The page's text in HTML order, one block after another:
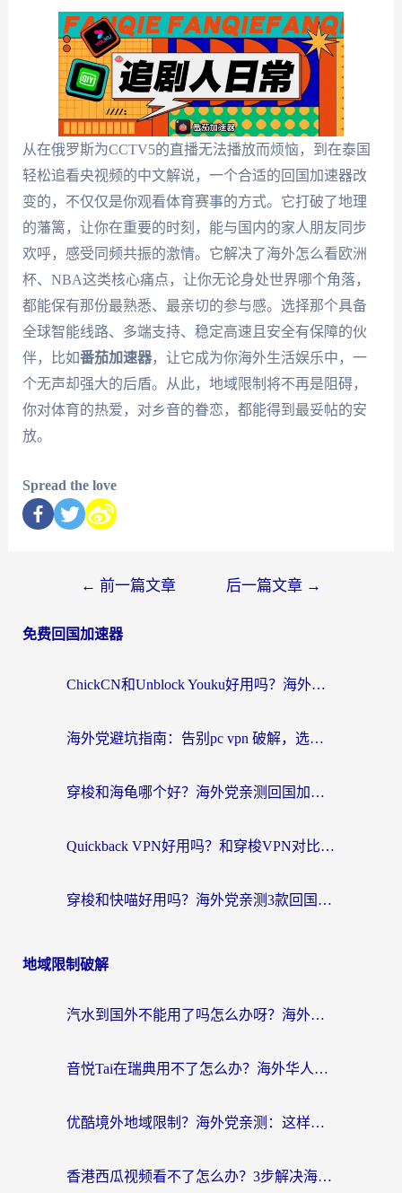
从在俄罗斯为CCTV5的直播无法播放而烦恼，到在泰国
轻松追看央视频的中文解说，一个合适的回国加速器改
变的，不仅仅是你观看体育赛事的方式。它打破了地理
的藩篱，让你在重要的时刻，能与国内的家人朋友同步
欢呼，感受同频共振的激情。它解决了海外怎么看欧洲
杯、NBA这类核心痛点，让你无论身处世界哪个角落，
都能保有那份最熟悉、最亲切的参与感。选择那个具备
全球智能线路、多端支持、稳定高速且安全有保障的伙
伴，比如番茄加速器，让它成为你海外生活娱乐中，一
个无声却强大的后盾。从此，地域限制将不再是阻碍，
你对体育的热爱，对乡音的眷恋，都能得到最妥帖的安
放。
Spread the love
← 前一篇文章 后一篇文章 →
免费回国加速器
ChickCN和Unblock Youku好用吗？海外党亲测3款回国加速器，附iOS免费选择指南
海外党避坑指南：告别pc vpn 破解，选对回国加速器轻松访问国内资源
穿梭和海龟哪个好？海外党亲测回国加速器，附电脑免费VPN推荐
Quickback VPN好用吗？和穿梭VPN对比哪个回国效果更好？海外党必看的真实测评与选择指南
穿梭和快喵好用吗？海外党亲测3款回国加速器，附日本回国VPN避坑指南
地域限制破解
汽水到国外不能用了吗怎么办呀？海外党追剧看片的救星在这里！
音悦Tai在瑞典用不了怎么办？海外华人追剧听歌的实用指南
优酷境外地域限制？海外党亲测：这样看国内剧再也不卡（附3个实用场景解决）
香港西瓜视频看不了怎么办？3步解决海外追剧难题，附靠谱加速器推荐